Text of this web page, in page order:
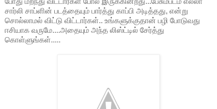
சார்லி சாப்ளின் படத்தையும் பார்த்து காப்பி அடித்தது, என்று
சொல்லாமல் விட்டு விட்டார்கள்.. உங்களுக்குதான் பழி போடுவது
ஈசியாக வருமே....அதையும் அந்த லிஸ்ட்டில் சேர்த்து
கொள்ளுங்கள்.....